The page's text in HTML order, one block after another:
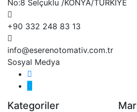
No:8 Selçuklu /KONYA/TÜRKİYE
+90 332 248 83 13
info@eserenotomativ.com.tr
Sosyal Medya
Kategoriler